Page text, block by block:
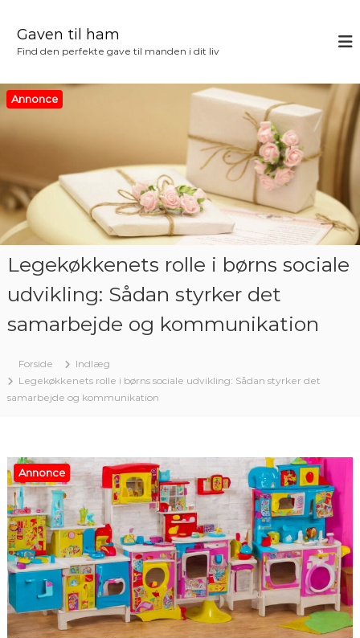
n
h
l
Gaven til ham
Find den perfekte gave til manden i dit liv
Annonce
Legekøkkenets rolle i børns sociale
udvikling: Sådan styrker det
samarbejde og kommunikation
Forside
Indlæg
Legekøkkenets rolle i børns sociale udvikling: Sådan styrker det
samarbejde og kommunikation
Annonce